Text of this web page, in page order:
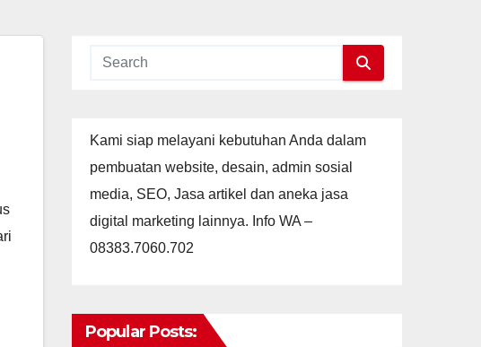
Kami siap melayani kebutuhan Anda dalam
pembuatan website, desain, admin sosial
media, SEO, Jasa artikel dan aneka jasa
digital marketing lainnya. Info WA –
08383.7060.702
Popular Posts: